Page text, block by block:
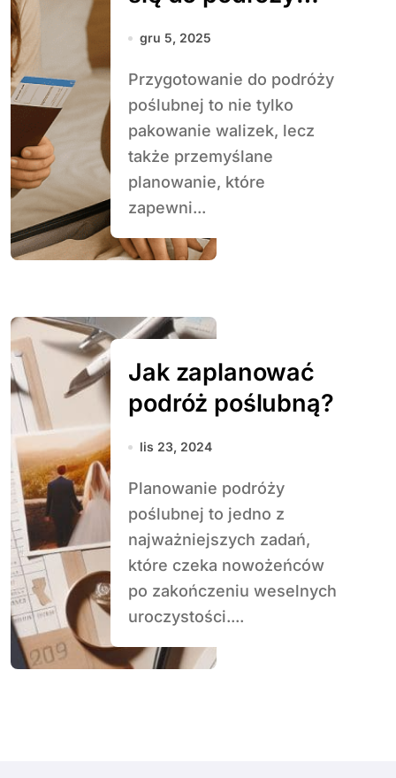
poślubnej
gru 5, 2025
Przygotowanie do podróży
poślubnej to nie tylko
pakowanie walizek, lecz
także przemyślane
planowanie, które
zapewni...
Jak zaplanować
podróż poślubną?
lis 23, 2024
Planowanie podróży
poślubnej to jedno z
najważniejszych zadań,
które czeka nowożeńców
po zakończeniu weselnych
uroczystości....